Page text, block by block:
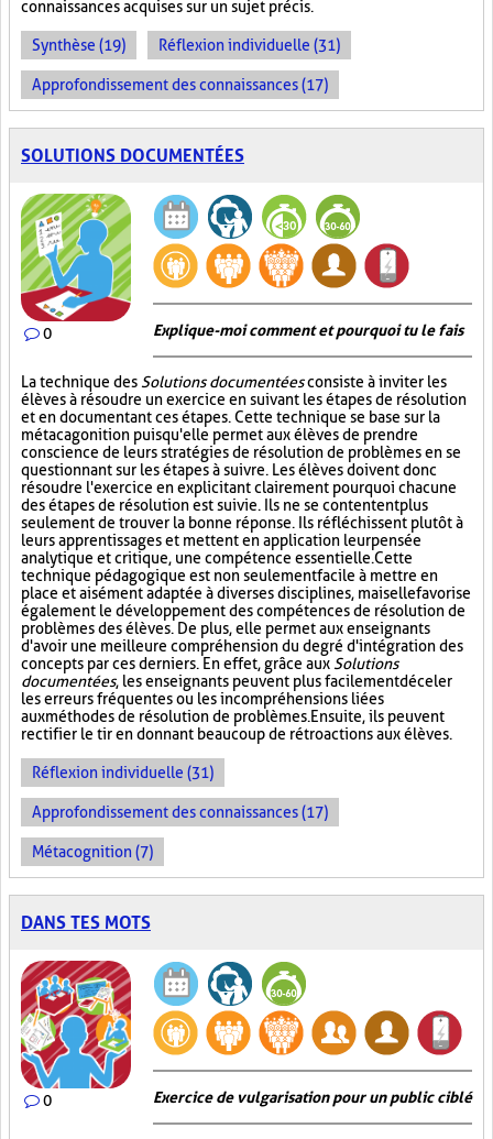
connaissances acquises sur un sujet précis.
Synthèse (19) Réflexion individuelle (31)
Approfondissement des connaissances (17)
SOLUTIONS DOCUMENTÉES
0 Explique-moi comment et pourquoi tu le fais
La technique des Solutions documentéesconsiste à inviter les
élèves à résoudre un exercice en suivant les étapes de résolution
et en documentant ces étapes. Cette technique se base sur la
métacagonition puisqu'elle permet aux élèves de prendre
conscience de leurs stratégies de résolution de problèmes en se
questionnant sur les étapes à suivre. Les élèves doivent donc
résoudre l'exercice en explicitant clairement pourquoi chacune
des étapes de résolution est suivie. Ils ne se contentent plus
seulement de trouver la bonne réponse. Ils réfléchissent plutôt à
leurs apprentissages et mettent en application leur pensée
analytique et critique, une compétence essentielle. Cette
technique pédagogique est non seulement facile à mettre en
place et aisément adaptée à diverses disciplines, mais elle favorise
également le développement des compétences de résolution de
problèmes des élèves. De plus, elle permet aux enseignants
d'avoir une meilleure compréhension du degré d'intégration des
concepts par ces derniers. En effet, grâce aux Solutions
documentées, les enseignants peuvent plus facilement déceler
les erreurs fréquentes ou les incompréhensions liées
aux méthodes de résolution de problèmes. Ensuite, ils peuvent
rectifier le tir en donnant beaucoup de rétroactions aux élèves.
Réflexion individuelle (31)
Approfondissement des connaissances (17)
Métacognition (7)
DANS TES MOTS
0 Exercice de vulgarisation pour un public ciblé